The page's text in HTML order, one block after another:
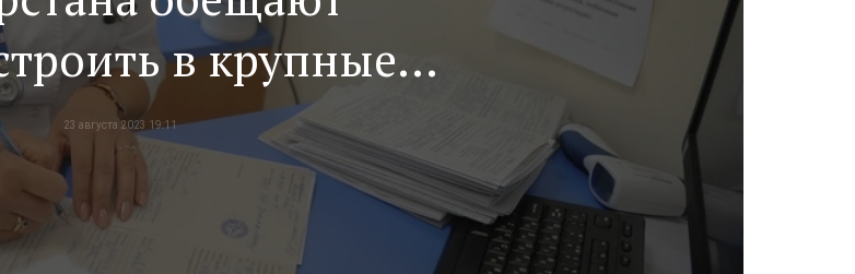
в крупные
якобы «нет
в молодых
23 августа 2023 19:11